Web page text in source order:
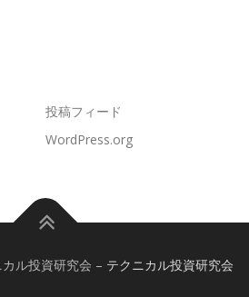
投稿フィード
WordPress.org
ル投資研究会 – テクニカル投資研究会